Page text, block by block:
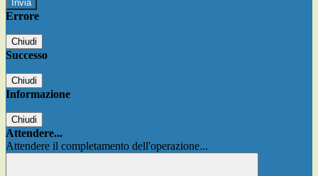
Errore
Chiudi
Successo
Chiudi
Informazione
Chiudi
Attendere...
Attendere il completamento dell'operazione...